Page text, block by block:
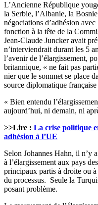
L’Ancienne République
la Serbie, l’Albanie, la
négociations d’adhésion
fonction à la tête de la
Jean-Claude Juncker avait
n’interviendrait durant les 5
l’avenir de l’élargissement,
britannique, « ne fait pas
nier que le sommet se place
source diplomatique
« Bien entendu
aujourd’hui, ni demain, ni
>>Lire : La crise politique
adhésion à l’UE
Selon Johannes Hahn, il n’y
à l’élargissement aux pays
principaux partis à droite ou à
du processus. Seule la
posant problème.